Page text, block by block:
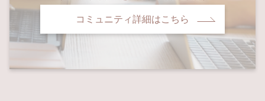
コミュニティ詳細はこちら